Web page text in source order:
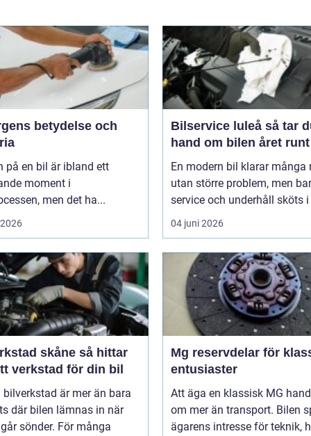
betydelse och
på en bil är ibland ett
moment i
men det ha...
Bilservice luleå så tar du
hand om bilen året runt
En modern bil klarar många
utan större problem, men
service och underhåll sköts i
04 juni 2026
skåne så hittar
verkstad för din bil
bilverkstad är mer än bara
där bilen lämnas in när
sönder. För många
Mg reservdelar för
entusiaster
Att äga en klassisk MG
om mer än transport. Bilen
ägarens intresse för teknik,